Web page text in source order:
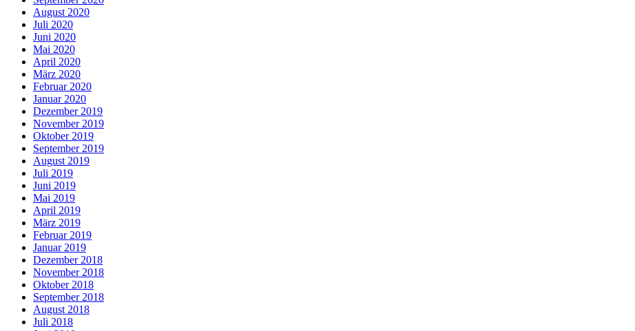
August 2020
Juli 2020
Juni 2020
Mai 2020
April 2020
März 2020
Februar 2020
Januar 2020
Dezember 2019
November 2019
Oktober 2019
September 2019
August 2019
Juli 2019
Juni 2019
Mai 2019
April 2019
März 2019
Februar 2019
Januar 2019
Dezember 2018
November 2018
Oktober 2018
September 2018
August 2018
Juli 2018